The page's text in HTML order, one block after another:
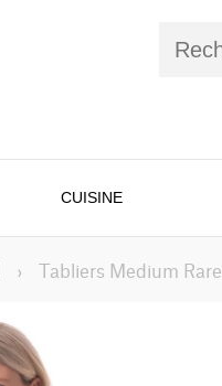
CUISINE
› Tabliers Medium Rare